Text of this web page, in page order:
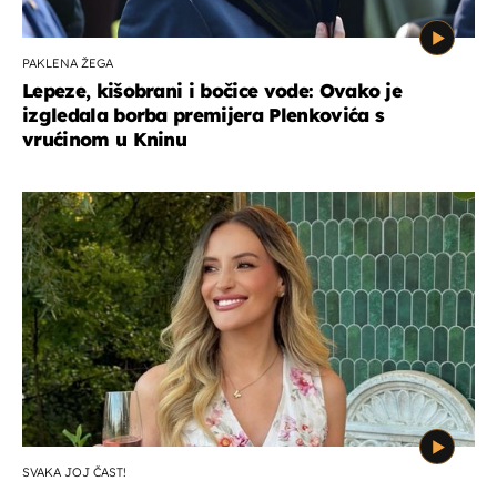
PAKLENA ŽEGA
Lepeze, kišobrani i bočice vode: Ovako je
izgledala borba premijera Plenkovića s
vrućinom u Kninu
SVAKA JOJ ČAST!